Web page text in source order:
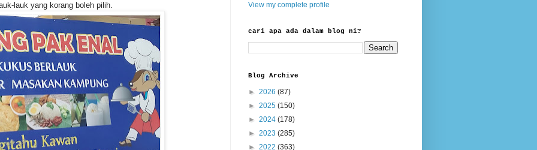
lauk yang korang boleh pilih.
View my complete profile
cari apa ada dalam blog ni?
Blog Archive
► 2026 (87)
► 2025 (150)
► 2024 (178)
► 2023 (285)
► 2022 (363)